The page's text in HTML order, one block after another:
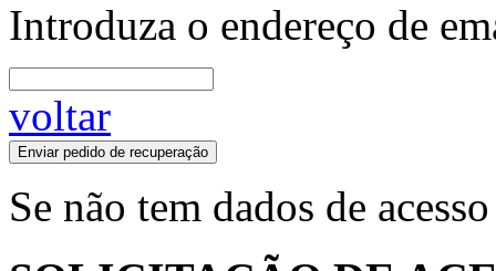
Introduza o endereço de
voltar
Enviar pedido de recuperação
Se não tem dados de